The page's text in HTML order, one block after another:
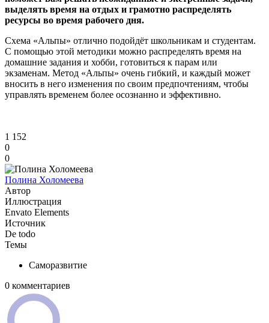
выделять время на отдых и грамотно распределять
ресурсы во время рабочего дня.
Схема «Альпы» отлично подойдёт школьникам и студентам.
С помощью этой методики можно распределять время на
домашние задания и хобби, готовиться к парам или
экзаменам. Метод «Альпы» очень гибкий, и каждый может
вносить в него изменения по своим предпочтениям, чтобы
управлять временем более осознанно и эффективно.
1 152
0
0
Полина Холомеева
Автор
Иллюстрация
Envato Elements
Источник
De todo
Темы
Саморазвитие
0 комментариев